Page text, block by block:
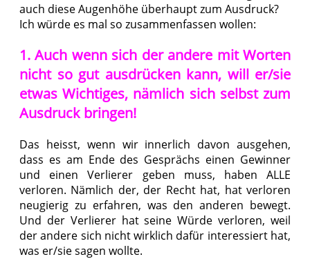
auch diese Augenhöhe überhaupt zum Ausdruck?
Ich würde es mal so zusammenfassen wollen:
1. Auch wenn sich der andere mit Worten
nicht so gut ausdrücken kann, will er/sie
etwas Wichtiges, nämlich sich selbst zum
Ausdruck bringen!
Das heisst, wenn wir innerlich davon ausgehen,
dass es am Ende des Gesprächs einen Gewinner
und einen Verlierer geben muss, haben ALLE
verloren. Nämlich der, der Recht hat, hat verloren
neugierig zu erfahren, was den anderen bewegt.
Und der Verlierer hat seine Würde verloren, weil
der andere sich nicht wirklich dafür interessiert hat,
was er/sie sagen wollte.